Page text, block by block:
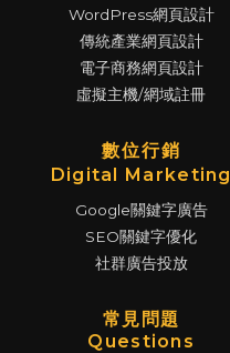
WordPress網頁設計
傳統產業網頁設計
電子商務網頁設計
虛擬主機/網域註冊
數位行銷
Digital Marketing
Google關鍵字廣告
SEO關鍵字優化
社群廣告投放
常見問題
Questions